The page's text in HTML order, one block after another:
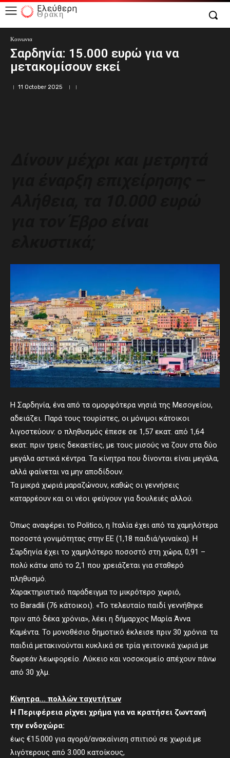
Ελεύθερη
Θράκη
Κοινωνια
Σαρδηνία: 15.000 ευρώ για να
μετακομίσουν εκεί
11 October 2025
Η Σαρδηνία, ένα από τα ομορφότερα νησιά της Μεσογείου,
αδειάζει. Παρά τους τουρίστες, οι μόνιμοι κάτοικοι
λιγοστεύουν: ο πληθυσμός έπεσε σε 1,57 εκατ. από 1,64
εκατ. πριν τρεις δεκαετίες, με τους μισούς να ζουν στα δύο
μεγάλα αστικά κέντρα. Τα κίνητρα που δίνονται είναι μεγάλα,
αλλά φαίνεται να μην αποδίδουν.
Τα μικρά χωριά μαραζώνουν, καθώς οι γεννήσεις
καταρρέουν και οι νέοι φεύγουν για δουλειές αλλού.
Όπως αναφέρει το Politico, η Ιταλία έχει από τα χαμηλότερα
ποσοστά γονιμότητας στην ΕΕ (1,18 παιδιά/γυναίκα). Η
Σαρδηνία έχει το χαμηλότερο ποσοστό στη χώρα, 0,91 –
πολύ κάτω από το 2,1 που χρειάζεται για σταθερό
πληθυσμό.
Χαρακτηριστικό παράδειγμα το μικρότερο χωριό,
το Baradili (76 κάτοικοι). «Το τελευταίο παιδί γεννήθηκε
πριν από δέκα χρόνια», λέει η δήμαρχος Μαρία Άννα
Καμέντα. Το μονοθέσιο δημοτικό έκλεισε πριν 30 χρόνια· τα
παιδιά μετακινούνται κυκλικά σε τρία γειτονικά χωριά με
δωρεάν λεωφορείο. Λύκειο και νοσοκομείο απέχουν πάνω
από 30 χλμ.
Κίνητρα… πολλών ταχυτήτων
Η Περιφέρεια ρίχνει χρήμα για να κρατήσει ζωντανή
την ενδοχώρα:
έως €15.000 για αγορά/ανακαίνιση σπιτιού σε χωριά με
λιγότερους από 3.000 κατοίκους,